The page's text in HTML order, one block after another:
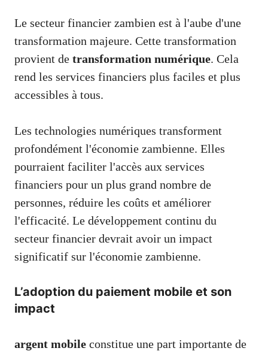
Le secteur financier zambien est à l'aube d'une
transformation majeure. Cette transformation
provient de transformation numérique. Cela
rend les services financiers plus faciles et plus
accessibles à tous.
Les technologies numériques transforment
profondément l'économie zambienne. Elles
pourraient faciliter l'accès aux services
financiers pour un plus grand nombre de
personnes, réduire les coûts et améliorer
l'efficacité. Le développement continu du
secteur financier devrait avoir un impact
significatif sur l'économie zambienne.
L’adoption du paiement mobile et son
impact
argent mobile constitue une part importante de